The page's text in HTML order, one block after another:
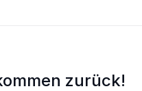
zurück!